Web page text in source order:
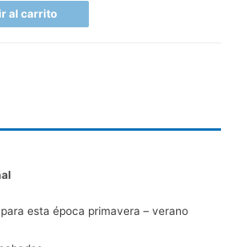
al carrito
esta época primavera – verano